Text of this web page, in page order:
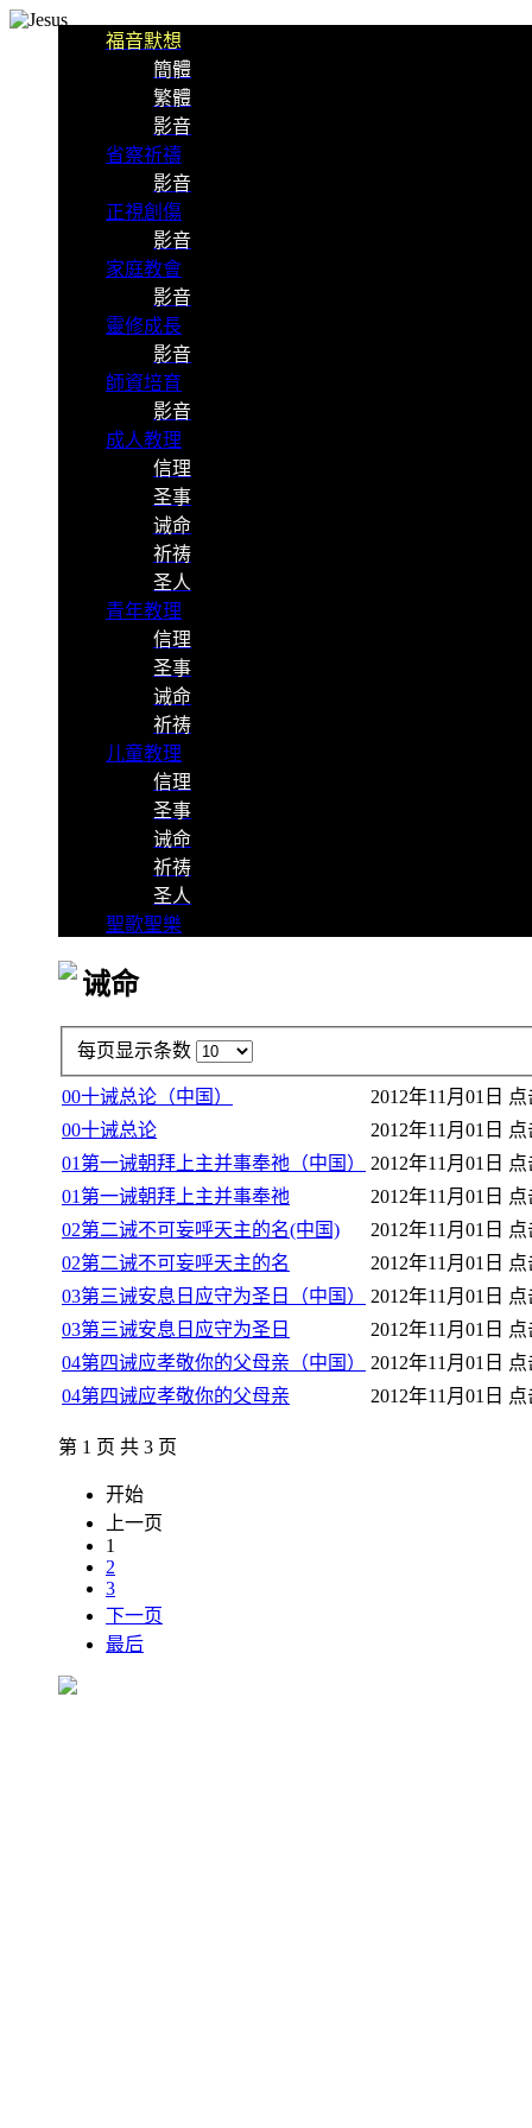
福音默想
簡體
繁體
影音
省察祈禱
影音
正視創傷
影音
家庭教會
影音
靈修成長
影音
師資培育
影音
成人教理
信理
圣事
诫命
祈祷
圣人
青年教理
信理
圣事
诫命
祈祷
儿童教理
信理
圣事
诫命
祈祷
圣人
聖歌聖樂
诫命
每页显示条数
00十诫总论（中国） 2012年11月01日 点
00十诫总论
2012年11月01日 点
01第一诫朝拜上主并事奉祂（中国）
2012年11月01日 点
01第一诫朝拜上主并事奉祂
2012年11月01日 点
02第二诫不可妄呼天主的名(中国)
2012年11月01日 点
02第二诫不可妄呼天主的名
2012年11月01日 点
03第三诫安息日应守为圣日（中国）
2012年11月01日 点
03第三诫安息日应守为圣日
2012年11月01日 点
04第四诫应孝敬你的父母亲（中国）
2012年11月01日 点
04第四诫应孝敬你的父母亲
2012年11月01日 点
第 1 页 共 3 页
开始
上一页
1
2
3
下一页
最后